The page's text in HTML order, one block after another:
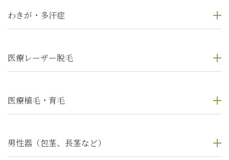
わきが・多汗症
医療レーザー脱毛
医療植毛・育毛
男性器（包茎、長茎など）